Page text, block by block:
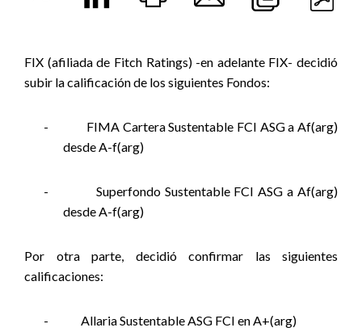
FIX (afiliada de Fitch Ratings) -en adelante FIX- decidió
subir la calificación de los siguientes Fondos:
-
FIMA Cartera Sustentable FCI ASG a Af(arg)
desde A-f(arg)
-
Superfondo Sustentable FCI ASG a Af(arg)
desde A-f(arg)
Por otra parte, decidió confirmar las siguientes
calificaciones:
- Allaria Sustentable ASG FCI en A+(arg)